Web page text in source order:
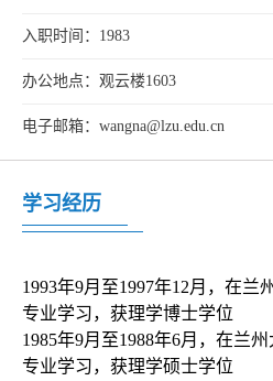
入职时间：1983
办公地点：观云楼1603
电子邮箱：wangna@lzu.edu.cn
学习经历
1993年9月至1997年12月，在兰
专业学习，获理学博士学位
1985年9月至1988年6月，在兰
专业学习，获理学硕士学位